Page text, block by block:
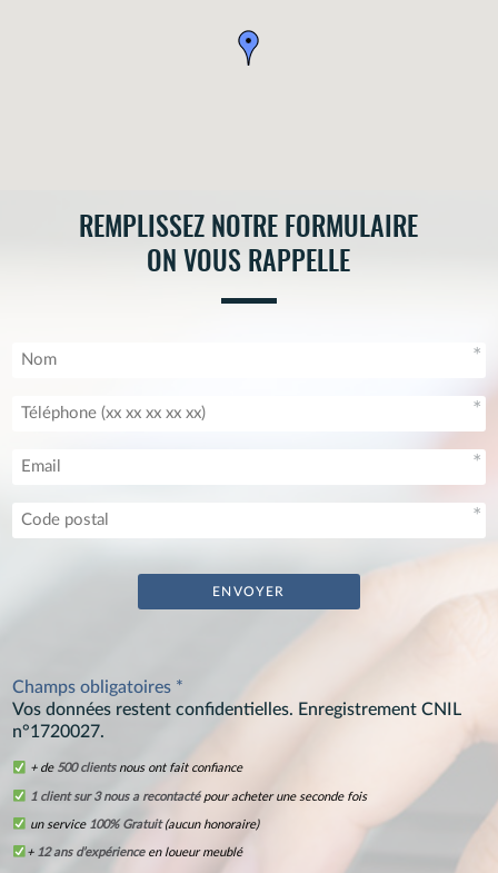
REMPLISSEZ NOTRE FORMULAIRE
ON VOUS RAPPELLE
Champs obligatoires *
Vos données restent confidentielles. Enregistrement CNIL
n°1720027.
+ de 500 clientsnous ont fait confiance
1 client sur 3 nous a recontactépour acheter une seconde fois
un service 100% Gratuit(aucun honoraire)
+12 ans d’expérienceen loueur meublé